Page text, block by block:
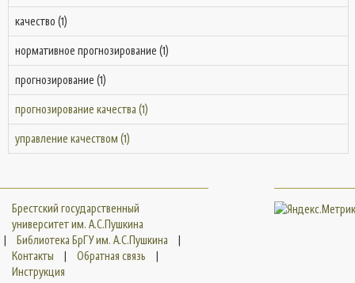
качество (1)
нормативное прогнозирование (1)
прогнозирование (1)
прогнозирование качества (1)
управление качеством (1)
Брестский государственный
университет им. А.С.Пушкина
|
Библиотека БрГУ им. А.С.Пушкина
|
Контакты
| Обратная связь
|
Инструкция